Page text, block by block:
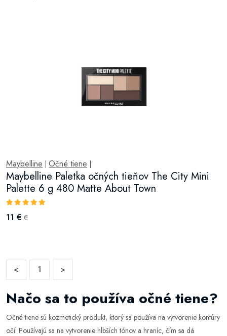
Maybelline Očné tiene
Maybelline Paletka očných tieňov The City Mini
Palette 6 g 480 Matte About Town
11 € €
< 1 >
Načo sa to používa očné tiene?
Očné tiene sú kozmetický produkt, ktorý sa používa na vytvorenie kontúry
očí. Používajú sa na vytvorenie hlbších tónov a hraníc, čím sa dá